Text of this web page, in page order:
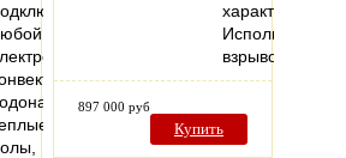
характеристики
Исполнение:
897 000 руб
Купить